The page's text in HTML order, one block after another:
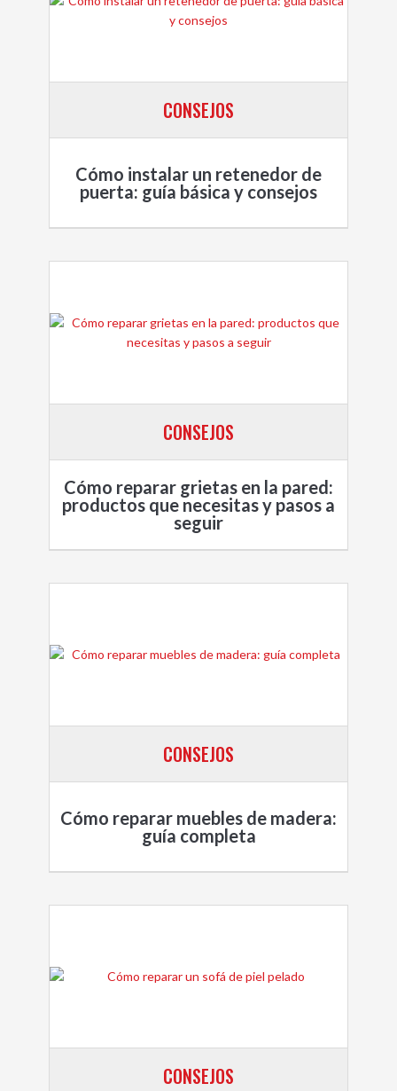
CONSEJOS
Cómo instalar un retenedor de
puerta: guía básica y consejos
CONSEJOS
Cómo reparar grietas en la pared:
productos que necesitas y pasos a
seguir
CONSEJOS
Cómo reparar muebles de madera:
guía completa
CONSEJOS